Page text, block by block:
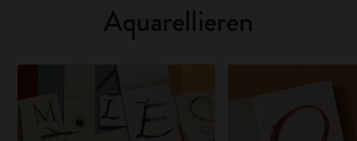
Aquarellieren